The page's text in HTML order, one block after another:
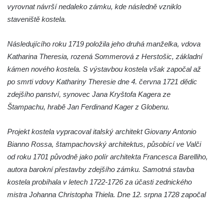
Mikulášovicích
Balzerova kaple v Mikulášovicích
Kostel svatého Mikuláše v Třebušíně
Klášterní kostel svatého Františka z Assisi v
Zákupech
Kaple svatého Josefa u Zákup
Kostel svatých Fabiána a Šebestiána v
Kaple Krista v žaláři u kostela Nalezení
svatého Kříže ve Frýdlantu
Kostel Nalezení svatého Kříže ve Frýdlantu
Kostel Krista Spasitele ve Frýdlantu
vyrovnat návrší nedaleko zámku, kde následně vzniklo
staveniště kostela.
Následujícího roku 1719 položila jeho druhá manželka, vdova
Katharina Theresia, rozená Sommerová z Herstošic, základní
kámen nového kostela. S výstavbou kostela však započal až
po smrti vdovy Kathariny Theresie dne 4. června 1721 dědic
zdejšího panství, synovec Jana Kryštofa Kagera ze
Štampachu, hrabě Jan Ferdinand Kager z Globenu.
Projekt kostela vypracoval italský architekt Giovany Antonio
Bianno Rossa, štampachovský architektus, působící ve Valči
od roku 1701 původně jako polír architekta Francesca Barelliho,
autora barokní přestavby zdejšího zámku. Samotná stavba
kostela probíhala v letech 1722-1726 za účasti zednického
mistra Johanna Christopha Thiela. Dne 12. srpna 1728 započal